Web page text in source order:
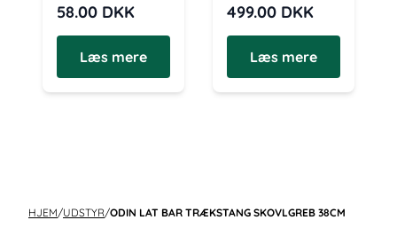
58.00 DKK
Læs mere
499.00 DKK
Læs mere
HJEM/UDSTYR/ODIN LAT BAR TRÆKSTANG SKOVLGREB 38CM